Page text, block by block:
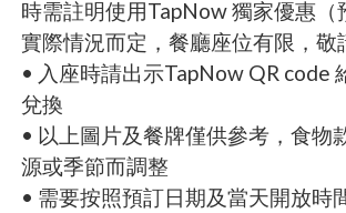
時需註明使用TapNow 獨家優惠（
實際情況而定，餐廳座位有限，敬
• 入座時請出示TapNow QR code
兌換
• 以上圖片及餐牌僅供參考，食物
源或季節而調整
• 需要按照預訂日期及當天開放時